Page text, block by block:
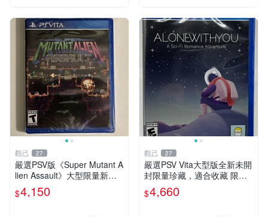
觀己 27
嚴選PSV版《Super Mutant A
lien Assault》大型限量新品
正版未開封 電玩 專玩 PS Vit
a 超級怪獸遊戲
$4,150
觀己 27
嚴選PSV Vita大型版全新未開
封限量珍藏，適合收藏 限量
遊戲機 創意設計 現代電玩
$4,660